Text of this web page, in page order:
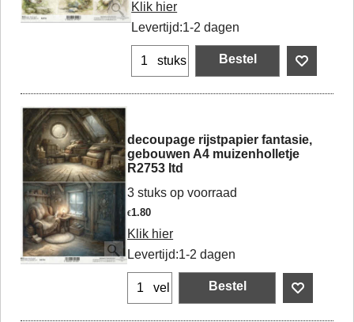
Klik hier
Levertijd:1-2 dagen
stuks Bestel
decoupage rijstpapier fantasie,
gebouwen A4 muizenholletje
R2753 Itd
3 stuks op voorraad
€1.80
Klik hier
Levertijd:1-2 dagen
vel Bestel